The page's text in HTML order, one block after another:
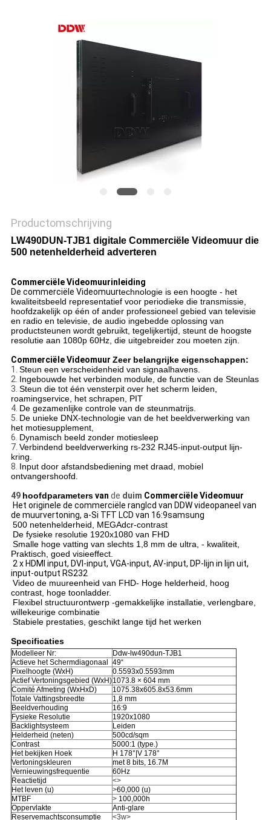
Productomschrijving
LW490DUN-TJB1 digitale Commerciële Videomuur die
500 netenhelderheid adverteren
Commerciële Videomuurinleiding
De commerciële Videomuurtechnologie is een hoogte - het
kwaliteitsbeeld representatief voor periodieke die transmissie,
hoofdzakelijk op één of ander professioneel gebied van televisie
en radio en televisie, de audio ingebedde oplossing van
productsteunen wordt gebruikt, tegelijkertijd, steunt de hoogste
resolutie aan 1080p 60Hz, die uitgebreider zou moeten zijn.
Commerciële Videomuur Zeer belangrijke eigenschappen:
1. Steun een verscheidenheid van signaalhavens.
2. Ingebouwde het verbinden module, de functie van de Steunlas
3. Steun die tot één vensterpit over het scherm leiden,
roamingservice, het schrapen, PIT
4. De gezamenlijke controle van de steunmatrijs.
5. De unieke DNX-technologie van de het beeldverwerking van
het motiesupplement,
6. Dynamisch beeld zonder motiesleep
7. Verbindend beeldverwerking rs-232 RJ45-input-output lijn-
kring.
8. Input door afstandsbediening met draad, mobiel
ontvangershoofd.
49 hoofdparametersvan de duim Commerciële Videomuur
Het originele de commerciële ranglcd van DDW videopaneel van
de muurvertoning, a-Si TFT LCD van 16:9samsung
500 netenhelderheid, MEGAdcr-contrast
De fysieke resolutie 1920x1080 van FHD
Smalle hoge vatting van slechts 1,8 mm de ultra, - kwaliteit,
Praktisch, goed visieeffect.
2 x HDMI input, DVI-input, VGA-input, AV-input, DP-lijn in lijn uit,
input-output RS232
Video de muureenheid van FHD- Hoge helderheid, hoog
contrast, hoge toonladder.
Flexibel structuurontwerp -gemakkelijke installatie, verlengbare,
willekeurige combinatie
Stabiele prestaties, geschikt lange tijd het werken
Specificaties
Modelleer Nr:
Ddw-lw490dun-TJB1
Actieve het Schermdiagonaal
49“
Pixelhoogte (WxH)
0.5593x0.5593mm
Actief Vertoningsgebied (WxH)1073.8 × 604 mm
Comité Afmeting (WxHxD)
1075.38x605.8x53.6mm
Totale Vattingsbreedte
1,8 mm
Beeldverhouding
16:9
Fysieke Resolutie
1920x1080
Backlightsysteem
Leiden
Helderheid (neten)
500cd/sqm
Contrast
5000:1 (type.)
Het bekijken Hoek
H 178°|V 178°
Vertoningskleuren
met 8 bits, 16.7M
Vernieuwingsfrequentie
60Hz
Reactietijd
<>
Het leven (u)
>60,000 (u)
MTBF
> 100,000h
Oppervlakte
Anti-glare
Reservemachtsconsumptie
<3w>